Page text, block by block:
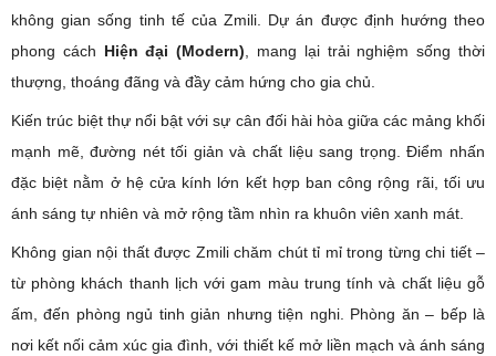
không gian sống tinh tế của Zmili. Dự án được định hướng theo
phong cách Hiện đại (Modern) , mang lại trải nghiệm sống thời
thượng, thoáng đãng và đầy cảm hứng cho gia chủ.
Kiến trúc biệt thự nổi bật với sự cân đối hài hòa giữa các mảng khối
mạnh mẽ, đường nét tối giản và chất liệu sang trọng. Điểm nhấn
đặc biệt nằm ở hệ cửa kính lớn kết hợp ban công rộng rãi, tối ưu
ánh sáng tự nhiên và mở rộng tầm nhìn ra khuôn viên xanh mát.
Không gian nội thất được Zmili chăm chút tỉ mỉ trong từng chi tiết –
từ phòng khách thanh lịch với gam màu trung tính và chất liệu gỗ
ấm, đến phòng ngủ tinh giản nhưng tiện nghi. Phòng ăn – bếp là
nơi kết nối cảm xúc gia đình, với thiết kế mở liền mạch và ánh sáng